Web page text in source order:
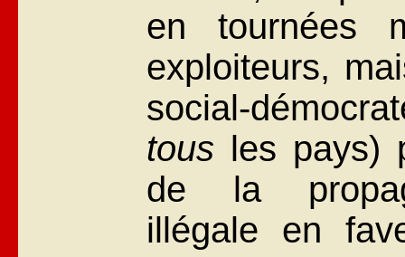
en tournées
exploiteurs,
social-
tous les pays)
de la
illégale en